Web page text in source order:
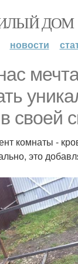
ДОМ
новости
своей
комнаты -
это